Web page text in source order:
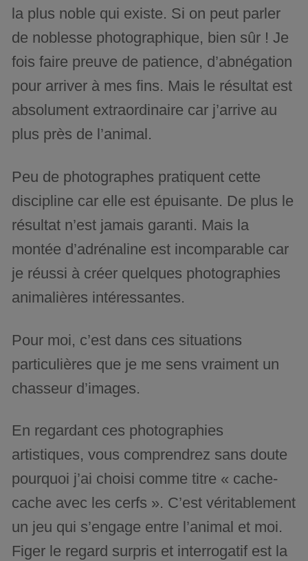
la plus noble qui existe. Si on peut parler
de noblesse photographique, bien sûr ! Je
fois faire preuve de patience, d’abnégation
pour arriver à mes fins. Mais le résultat est
absolument extraordinaire car j’arrive au
plus près de l’animal.
Peu de photographes pratiquent cette
discipline car elle est épuisante. De plus le
résultat n’est jamais garanti. Mais la
montée d’adrénaline est incomparable car
je réussi à créer quelques photographies
animalières intéressantes.
Pour moi, c’est dans ces situations
particulières que je me sens vraiment un
chasseur d’images.
En regardant ces photographies
artistiques, vous comprendrez sans doute
pourquoi j’ai choisi comme titre « cache-
cache avec les cerfs ». C’est véritablement
un jeu qui s’engage entre l’animal et moi.
Figer le regard surpris et interrogatif est la